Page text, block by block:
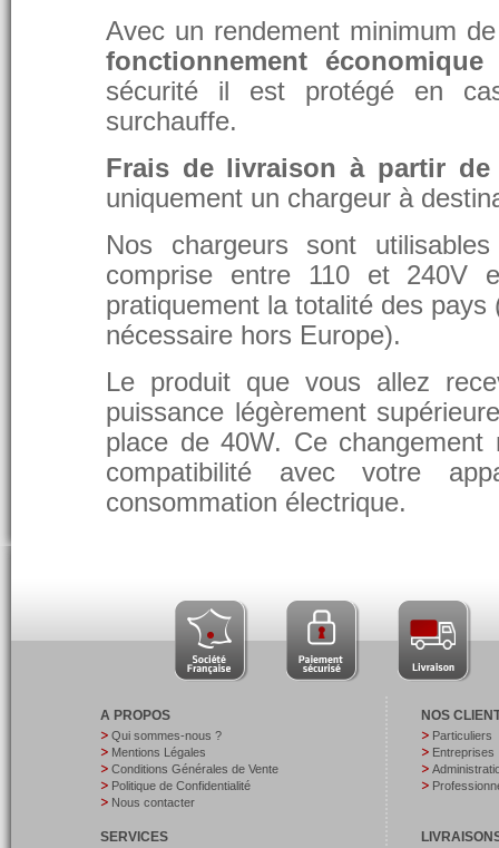
Avec un rendement minimum
fonctionnement
sécurité il est protégé en
surchauffe.
Frais de livraison à partir de
uniquement un chargeur à
Nos chargeurs sont
comprise entre 110 et 240V
pratiquement la totalité des
nécessaire hors Europe).
Le produit que vous allez
puissance légèrement
place de 40W. Ce
compatibilité avec votre
consommation électrique.
A PROPOS
Qui sommes-nous ?
Mentions Légales
Conditions Générales de Vente
Politique de Confidentialité
Nous contacter
SERVICES
NOS
Particuliers
Entreprises